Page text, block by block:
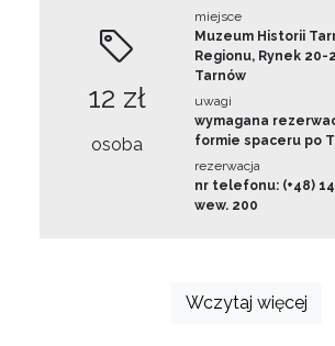
12 zł
osoba
miejsce
Muzeum Historii
Regionu, Rynek 20-
Tarnów
uwagi
wymagana
formie spaceru po
rezerwacja
nr telefonu: (+48)
wew. 200
Wczytaj więcej